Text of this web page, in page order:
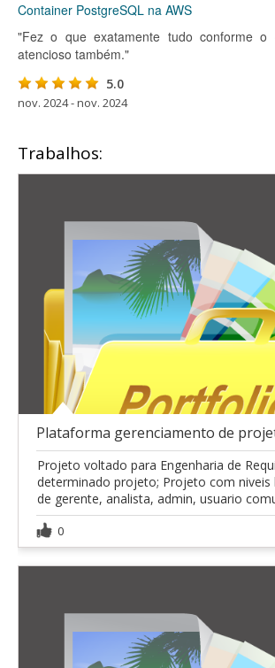
Container PostgreSQL na AWS
"Fez o que exatamente tudo conforme o
atencioso também."
5.0
nov. 2024 - nov. 2024
Trabalhos:
Plataforma gerenciamento de
Projeto voltado para Engenharia de
determinado projeto; Projeto com niveis
de gerente, analista, admin, usuario
0